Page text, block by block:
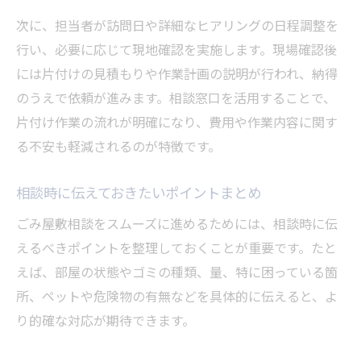
次に、担当者が訪問日や詳細なヒアリングの日程調整を
行い、必要に応じて現地確認を実施します。現場確認後
には片付けの見積もりや作業計画の説明が行われ、納得
のうえで依頼が進みます。相談窓口を活用することで、
片付け作業の流れが明確になり、費用や作業内容に関す
る不安も軽減されるのが特徴です。
相談時に伝えておきたいポイントまとめ
ごみ屋敷相談をスムーズに進めるためには、相談時に伝
えるべきポイントを整理しておくことが重要です。たと
えば、部屋の状態やゴミの種類、量、特に困っている箇
所、ペットや危険物の有無などを具体的に伝えると、よ
り的確な対応が期待できます。